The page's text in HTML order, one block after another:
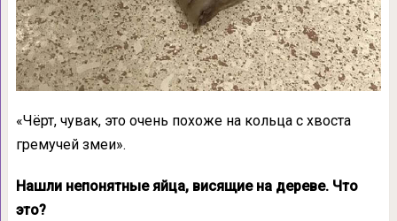
«Чёрт, чувак, это очень похоже на кольца с хвоста
гремучей змеи».
Нашли непонятные яйца, висящие на дереве. Что
это?